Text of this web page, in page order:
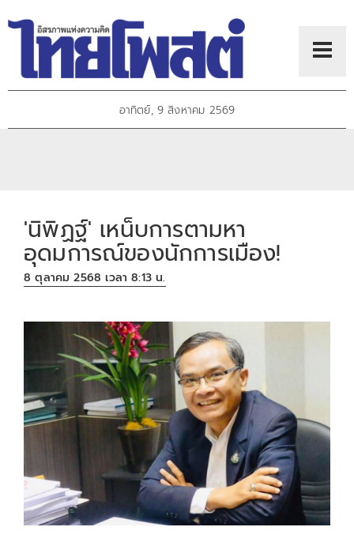
อาทิตย์, 9 สิงหาคม 2569
'นิพิฏฐ์' เหน็บการตามหา
อุดมการณ์ของนักการเมือง!
8 ตุลาคม 2568 เวลา 8:13 น.